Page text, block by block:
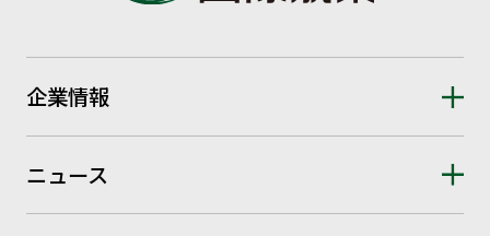
企業情報
ニュース